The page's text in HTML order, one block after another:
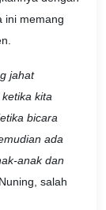
ini memang
jahat
kita
bicara
ada
anak dan
salah